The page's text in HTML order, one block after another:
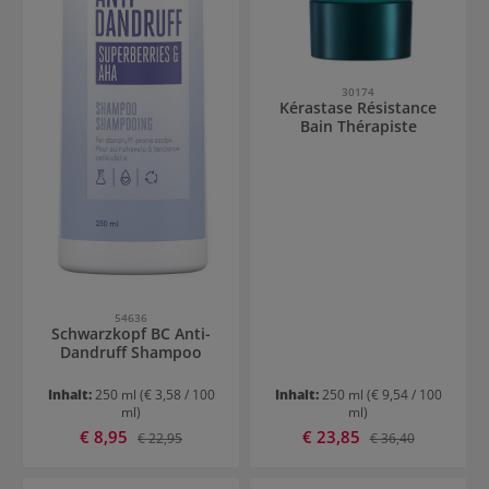
54636
Schwarzkopf BC Anti-
Dandruff Shampoo
Inhalt:250 ml (€ 3,58 / 100
ml)
Verkaufspreis:
€ 8,95 Regulärer Preis:
€ 22,95
30174
Kérastase Résistance
Bain Thérapiste
Inhalt:250 ml (€ 9,54 / 100
ml)
Verkaufspreis:
€ 23,85 Regulärer Preis:
€ 36,40